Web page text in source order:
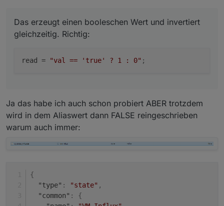
Das erzeugt einen booleschen Wert und invertiert
gleichzeitig. Richtig:
Das erzeugt einen booleschen Wert und invertiert
gleichzeitig. Richtig:
read = "val == 'true' ? 1 : 0" ;
Ja das habe ich auch schon probiert ABER trotzdem
wird in dem Aliaswert dann FALSE reingeschrieben
warum auch immer:
{
"type" : "state" ,
"common" :
{